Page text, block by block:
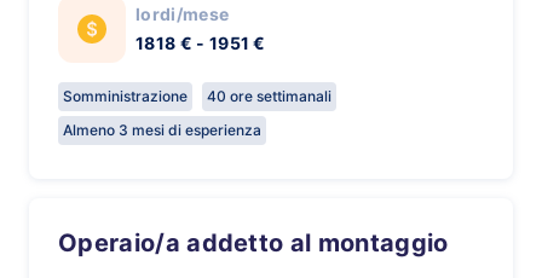
lordi/mese
1818 € - 1951 €
Somministrazione
40 ore settimanali
Almeno 3 mesi di esperienza
Operaio/a addetto al montaggio